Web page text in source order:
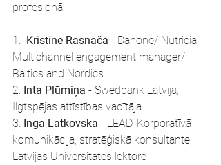
profesionāļi.
1. Kristīne Rasnača - Danone/ Nutricia,
Multichannel engagement manager/
Baltics and Nordics
2. Inta Plūmiņa - Swedbank Latvija,
Ilgtspējas attīstības vadītāja
3. Inga Latkovska - LEAD. Korporatīvā
komunikācija, stratēģiskā konsultante,
Latvijas Universitātes lektore